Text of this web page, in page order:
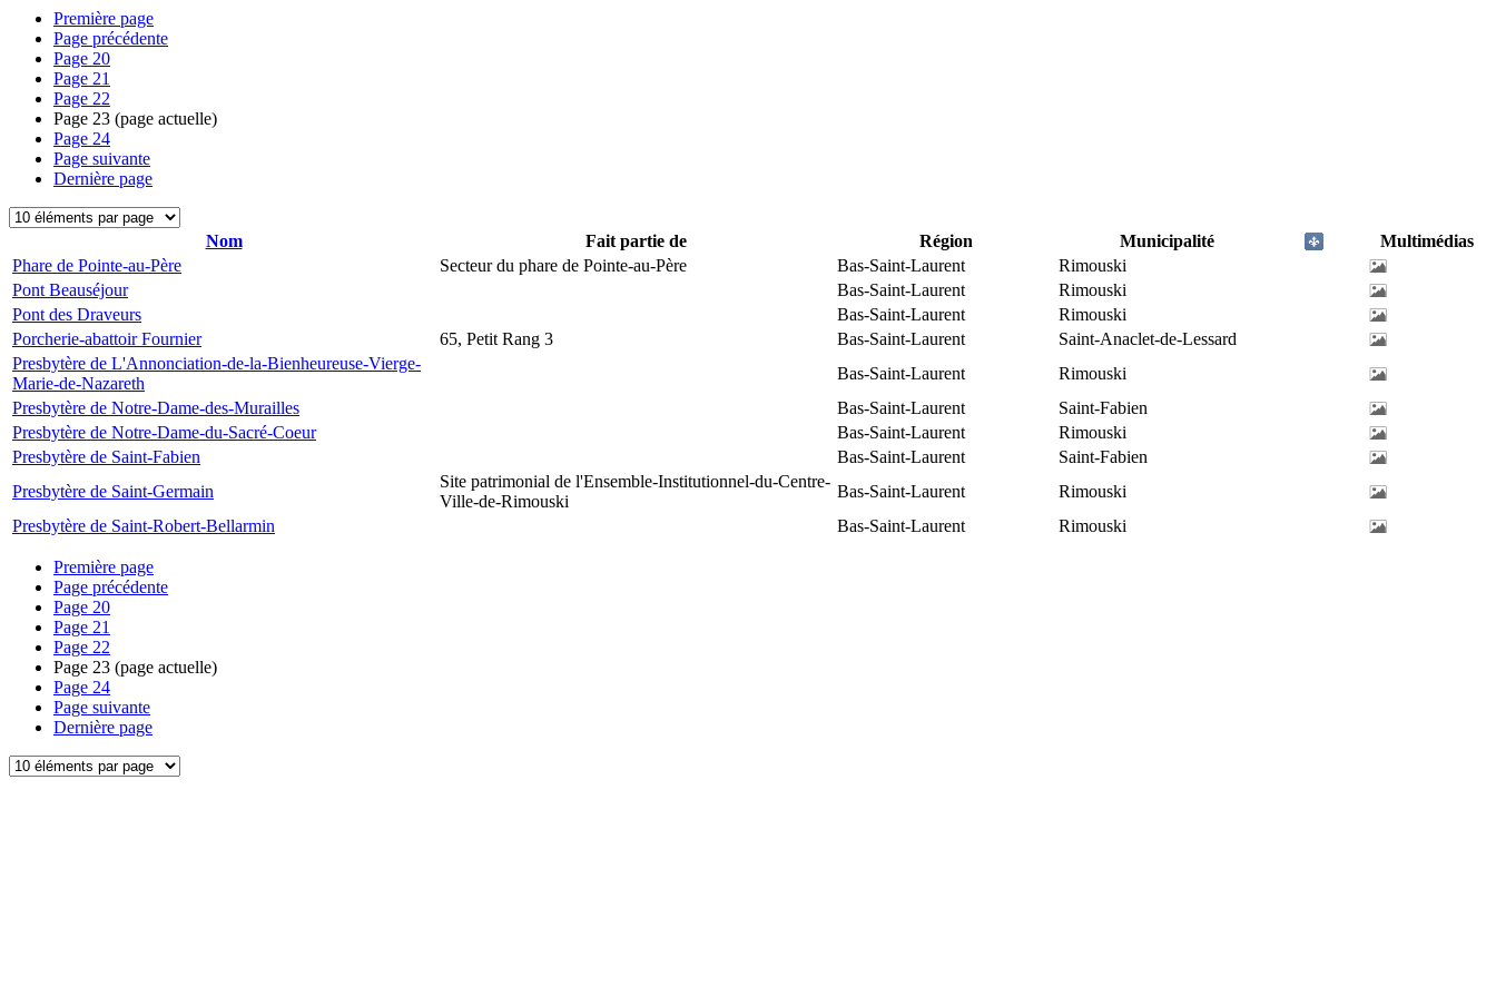
Première page
Page précédente
Page 20
Page 21
Page 22
Page 23 (page actuelle)
Page 24
Page suivante
Dernière page
Nom Fait partie de Région Municipalité
Multimédias
Phare de Pointe-au-Père
Secteur du phare de Pointe-au-Père Bas-Saint-Laurent
Rimouski
Pont Beauséjour
Bas-Saint-Laurent
Rimouski
Pont des Draveurs
Bas-Saint-Laurent
Rimouski
Porcherie-abattoir Fournier
65, Petit Rang 3 Bas-Saint-Laurent
Saint-Anaclet-de-Lessard
Presbytère de L'Annonciation-de-la-Bienheureuse-Vierge-
Marie-de-Nazareth
Bas-Saint-Laurent
Rimouski
Presbytère de Notre-Dame-des-Murailles
Bas-Saint-Laurent
Saint-Fabien
Presbytère de Notre-Dame-du-Sacré-Coeur
Bas-Saint-Laurent
Rimouski
Presbytère de Saint-Fabien
Bas-Saint-Laurent
Saint-Fabien
Presbytère de Saint-Germain
Site patrimonial de l'Ensemble-Institutionnel-du-Centre-
Ville-de-Rimouski
Bas-Saint-Laurent
Rimouski
Presbytère de Saint-Robert-Bellarmin
Bas-Saint-Laurent Rimouski
Première page
Page précédente
Page 20
Page 21
Page 22
Page 23 (page actuelle)
Page 24
Page suivante
Dernière page